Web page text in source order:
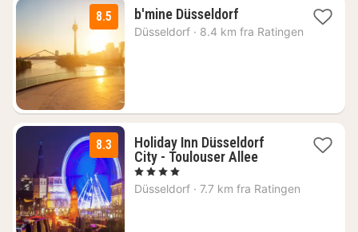
8.5 b'mine Düsseldorf2
netter
Düsseldorf · 8.4 km fra Ratingen
8.3
Holiday Inn Düsseldorf
City - Toulouser Allee1
fra
1089
, 4 Stjerner
Düsseldorf · 7.7 km fra Ratingen